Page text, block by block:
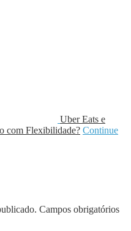
Uber Eats e
com Flexibilidade? Continue
Campos obrigatórios